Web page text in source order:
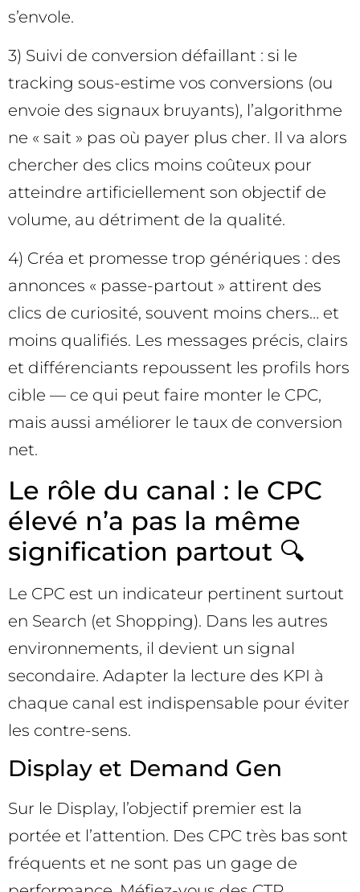
s’envole.
3) Suivi de conversion défaillant : si le
tracking sous-estime vos conversions (ou
envoie des signaux bruyants), l’algorithme
ne « sait » pas où payer plus cher. Il va alors
chercher des clics moins coûteux pour
atteindre artificiellement son objectif de
volume, au détriment de la qualité.
4) Créa et promesse trop génériques : des
annonces « passe-partout » attirent des
clics de curiosité, souvent moins chers… et
moins qualifiés. Les messages précis, clairs
et différenciants repoussent les profils hors
cible — ce qui peut faire monter le CPC,
mais aussi améliorer le taux de conversion
net.
Le rôle du canal : le CPC
élevé n’a pas la même
signification partout 🔍
Le CPC est un indicateur pertinent surtout
en Search (et Shopping). Dans les autres
environnements, il devient un signal
secondaire. Adapter la lecture des KPI à
chaque canal est indispensable pour éviter
les contre-sens.
Display et Demand Gen
Sur le Display, l’objectif premier est la
portée et l’attention. Des CPC très bas sont
fréquents et ne sont pas un gage de